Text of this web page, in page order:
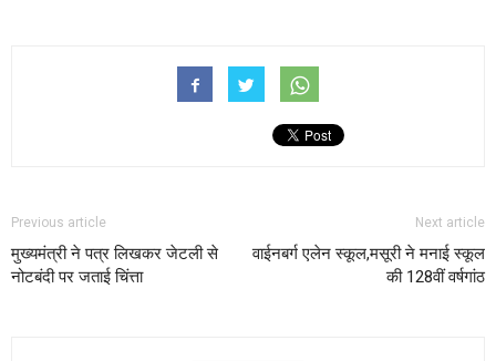
Previous article
मुख्यमंत्री ने पत्र लिखकर जेटली से
नोटबंदी पर जताई चिंत्ता
Next article
वाईनबर्ग एलेन स्कूल,मसूरी ने मनाई स्कूल
की 128वीं वर्षगांठ